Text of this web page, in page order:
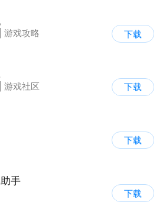
游戏攻略
下载
游戏社区
下载
下载
手
下载